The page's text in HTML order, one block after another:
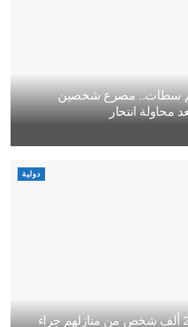
سطات.. مصرع شخصين
محاولة انتحار
دولية
كندا.. إجلاء أكثر من 20 ألف شخص من منازلهم جراء